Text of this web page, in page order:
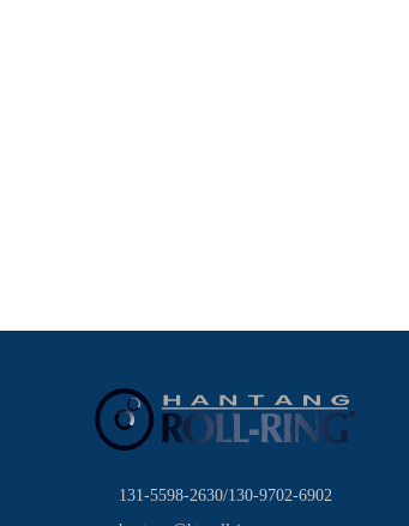
131-5598-2630/130-9702-6902